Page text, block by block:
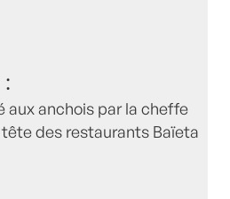
aux anchois par la cheffe
des restaurants Baïeta